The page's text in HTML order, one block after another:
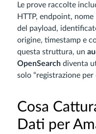
Le prove raccolte
HTTP, endpoint,
del payload,
origine, timestamp e
questa struttura, un
OpenSearch diventa
solo “registrazione per
Cosa
Dati per